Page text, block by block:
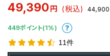
49,390 円 (税込) 44,900
449ポイント(1%)
11件